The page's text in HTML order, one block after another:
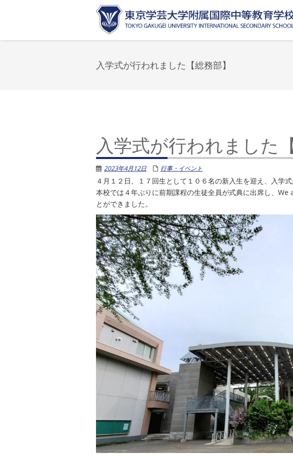
入学式が行われました【総務部】
入学式が行われました
2023年4月12日 行事・イベント
４月１２日、１７回生として１０６名の新入生を迎え、入学式
本校では４年ぶりに前期課程の生徒全員が式典に出席し、
とができました。